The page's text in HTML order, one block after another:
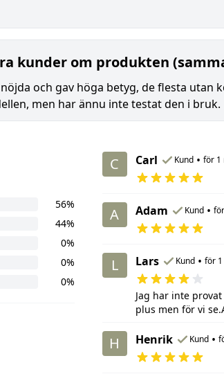
kunder om produkten
och gav höga betyg, de flesta
men har ännu inte testat den i bruk.
56%
44%
0%
0%
0%
C Carl Kund • för 1
A Adam Kund •
L Lars Kund • för
Jag har inte
plus men för vi
H Henrik Kund •